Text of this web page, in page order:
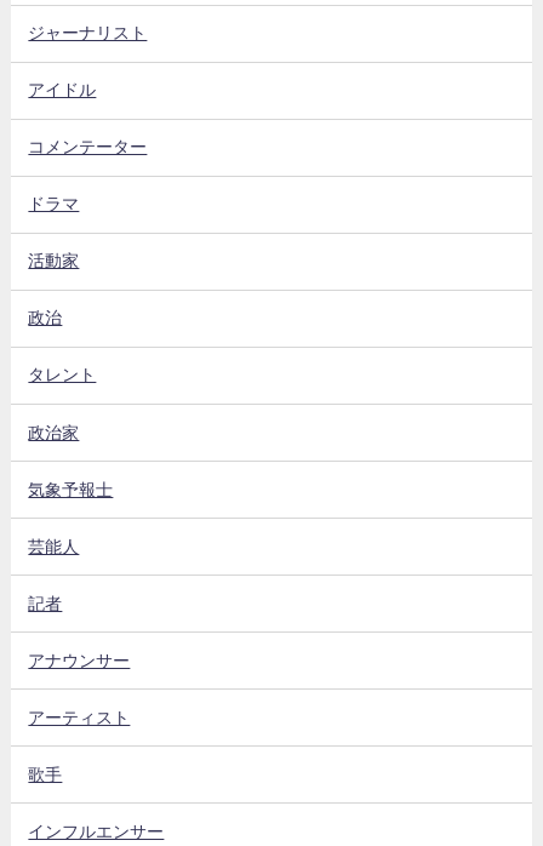
ジャーナリスト
アイドル
コメンテーター
ドラマ
活動家
政治
タレント
政治家
気象予報士
芸能人
記者
アナウンサー
アーティスト
歌手
インフルエンサー